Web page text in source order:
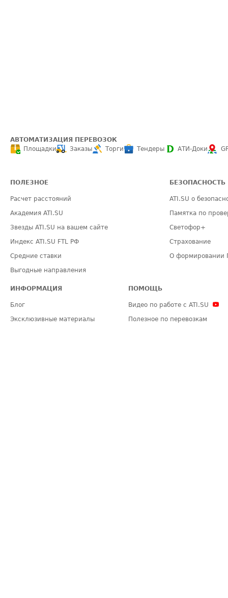
АВТОМАТИЗАЦИЯ ПЕРЕВОЗОК
Площадки
Заказы Торги Тендеры АТИ-Доки
ПОЛЕЗНОЕ
Расчет расстояний
Академия ATI.SU
Звезды ATI.SU на вашем сайте
Индекс ATI.SU FTL РФ
Средние ставки
Выгодные направления
БЕЗОПАСНОСТЬ
ATI.SU о
Памятка по
Светофор+
Страхование
О формировании
ИНФОРМАЦИЯ
Блог
Эксклюзивные материалы
ПОМОЩЬ
Видео по работе с ATI.SU
Полезное по перевозкам